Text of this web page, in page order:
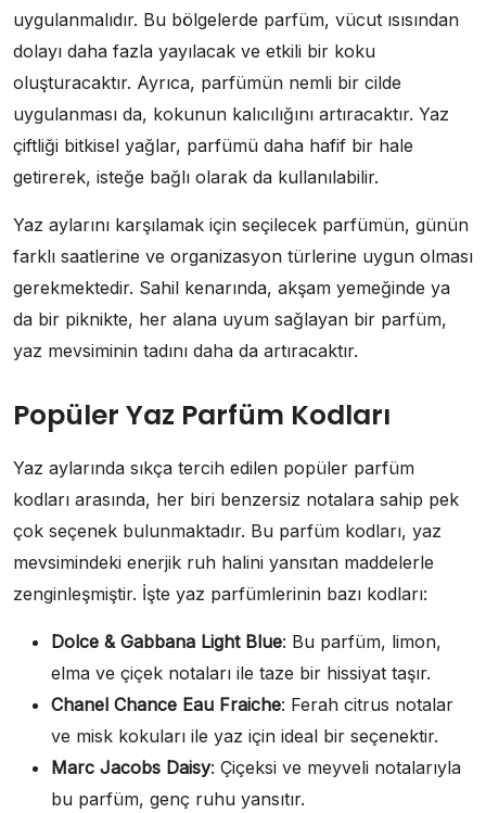
uygulanmalıdır. Bu bölgelerde parfüm, vücut ısısından
dolayı daha fazla yayılacak ve etkili bir koku
oluşturacaktır. Ayrıca, parfümün nemli bir cilde
uygulanması da, kokunun kalıcılığını artıracaktır. Yaz
çiftliği bitkisel yağlar, parfümü daha hafif bir hale
getirerek, isteğe bağlı olarak da kullanılabilir.
Yaz aylarını karşılamak için seçilecek parfümün, günün
farklı saatlerine ve organizasyon türlerine uygun olması
gerekmektedir. Sahil kenarında, akşam yemeğinde ya
da bir piknikte, her alana uyum sağlayan bir parfüm,
yaz mevsiminin tadını daha da artıracaktır.
Popüler Yaz Parfüm Kodları
Yaz aylarında sıkça tercih edilen popüler parfüm
kodları arasında, her biri benzersiz notalara sahip pek
çok seçenek bulunmaktadır. Bu parfüm kodları, yaz
mevsimindeki enerjik ruh halini yansıtan maddelerle
zenginleşmiştir. İşte yaz parfümlerinin bazı kodları:
Dolce & Gabbana Light Blue: Bu parfüm, limon,
elma ve çiçek notaları ile taze bir hissiyat taşır.
Chanel Chance Eau Fraiche: Ferah citrus notalar
ve misk kokuları ile yaz için ideal bir seçenektir.
Marc Jacobs Daisy: Çiçeksi ve meyveli notalarıyla
bu parfüm, genç ruhu yansıtır.